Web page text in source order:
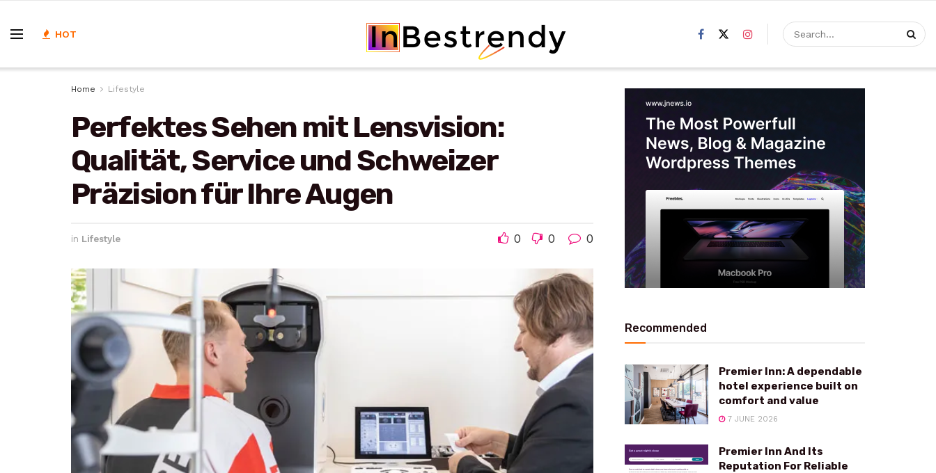
HOT
Home Lifestyle
Perfektes Sehen mit Lensvision:
Qualität, Service und Schweizer
Präzision für Ihre Augen
in Lifestyle 0 0 0
Recommended
Premier Inn: A dependable
hotel experience built on
comfort and value
7 JUNE 2026
Premier Inn And Its
Reputation For Reliable